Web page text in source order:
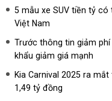
5 mẫu xe SUV tiền tỷ
Việt Nam
Trước thông tin giảm
khẩu giảm giá mạnh
Kia Carnival 2025 ra
1,49 tỷ đồng